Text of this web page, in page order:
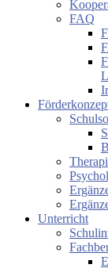
FAQ
Unterricht